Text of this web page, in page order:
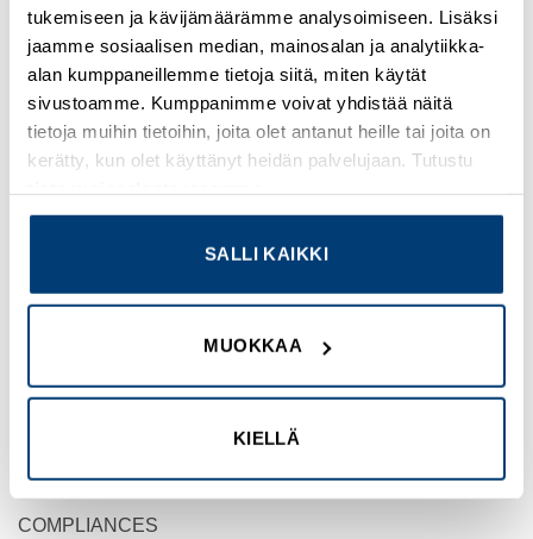
tukemiseen ja kävijämäärämme analysoimiseen. Lisäksi
jaamme sosiaalisen median, mainosalan ja analytiikka-
alan kumppaneillemme tietoja siitä, miten käytät
sivustoamme. Kumppanimme voivat yhdistää näitä
tietoja muihin tietoihin, joita olet antanut heille tai joita on
kerätty, kun olet käyttänyt heidän palvelujaan. Tutustu
SALLI KAIKKI
MUOKKAA
KIELLÄ
CATALOG NUMBER
113404
EAN
4015081129393
85 mm
73 mm
35 mm
COMPLIANCES